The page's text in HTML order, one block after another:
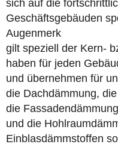
sich auf die
Geschäftsgebäuden
Augenmerk
gilt speziell der Kern-
haben für jeden
und übernehmen für
die Dachdämmung,
die
und die
Einblasdämmstoffen